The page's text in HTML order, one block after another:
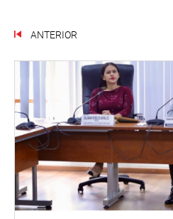
ANTERIOR